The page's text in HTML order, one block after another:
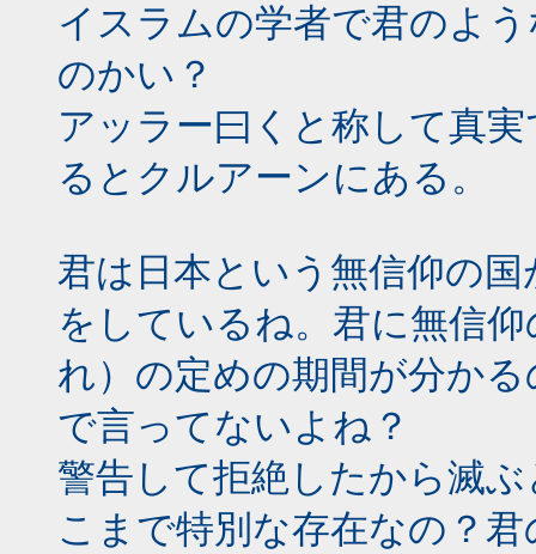
イスラムの学者で君のよ
のかい？
アッラー曰くと称して真
るとクルアーンにある。
君は日本という無信仰の
をしているね。君に無信
れ）の定めの期間が分か
で言ってないよね？
警告して拒絶したから滅
こまで特別な存在なの？